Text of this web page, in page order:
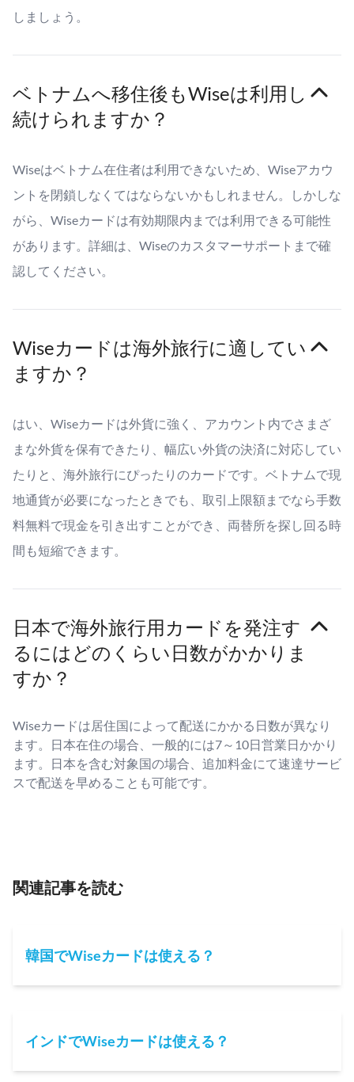
しましょう。
ベトナムへ移住後もWiseは利用し
続けられますか？
Wiseはベトナム在住者は利用できないため、Wiseアカウ
ントを閉鎖しなくてはならないかもしれません。しかしな
がら、Wiseカードは有効期限内までは利用できる可能性
があります。詳細は、Wiseのカスタマーサポートまで確
認してください。
Wiseカードは海外旅行に適してい
ますか？
はい、Wiseカードは外貨に強く、アカウント内でさまざ
まな外貨を保有できたり、幅広い外貨の決済に対応してい
たりと、海外旅行にぴったりのカードです。ベトナムで現
地通貨が必要になったときでも、取引上限額までなら手数
料無料で現金を引き出すことができ、両替所を探し回る時
間も短縮できます。
日本で海外旅行用カードを発注す
るにはどのくらい日数がかかりま
すか？
Wiseカードは居住国によって配送にかかる日数が異なり
ます。日本在住の場合、一般的には7～10日営業日かかり
ます。日本を含む対象国の場合、追加料金にて速達サービ
スで配送を早めることも可能です。
関連記事を読む
韓国でWiseカードは使える？
インドでWiseカードは使える？